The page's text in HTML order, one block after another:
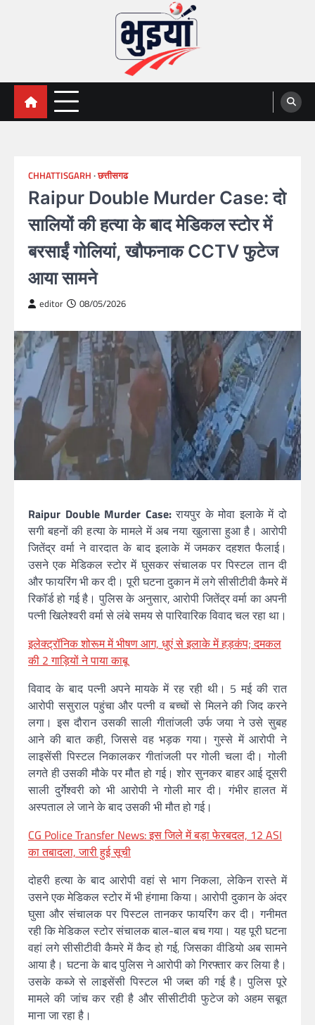
भुइयां, BHUIYAN, CG BHUIYAN
NEWS
BHUIYAN, CG BHUIYAN NEWS, KHASARA,छत्तीसगढ़ भू-
CHHATTISGARH छत्तीसगढ
Raipur Double Murder Case: दो
सालियों की हत्या के बाद मेडिकल स्टोर में
बरसाईं गोलियां, खौफनाक CCTV फुटेज
आया सामने
editor 08/05/2026
Raipur Double Murder Case:रायपुर के मोवा इलाके में दो
सगी बहनों की हत्या के मामले में अब नया खुलासा हुआ है। आरोपी
जितेंद्र वर्मा ने वारदात के बाद इलाके में जमकर दहशत फैलाई।
उसने एक मेडिकल स्टोर में घुसकर संचालक पर पिस्टल तान दी
और फायरिंग भी कर दी। पूरी घटना दुकान में लगे सीसीटीवी कैमरे में
रिकॉर्ड हो गई है। पुलिस के अनुसार, आरोपी जितेंद्र वर्मा का अपनी
पत्नी खिलेश्वरी वर्मा से लंबे समय से पारिवारिक विवाद चल रहा था।
इलेक्ट्रॉनिक शोरूम में भीषण आग, धुएं से इलाके में हड़कंप; दमकल
की 2 गाड़ियों ने पाया काबू
विवाद के बाद पत्नी अपने मायके में रह रही थी। 5 मई की रात
आरोपी ससुराल पहुंचा और पत्नी व बच्चों से मिलने की जिद करने
लगा। इस दौरान उसकी साली गीतांजली उर्फ जया ने उसे सुबह
आने की बात कही, जिससे वह भड़क गया। गुस्से में आरोपी ने
लाइसेंसी पिस्टल निकालकर गीतांजली पर गोली चला दी। गोली
लगते ही उसकी मौके पर मौत हो गई। शोर सुनकर बाहर आई दूसरी
साली दुर्गेश्वरी को भी आरोपी ने गोली मार दी। गंभीर हालत में
अस्पताल ले जाने के बाद उसकी भी मौत हो गई।
CG Police Transfer News: इस जिले में बड़ा फेरबदल, 12 ASI
का तबादला, जारी हुई सूची
दोहरी हत्या के बाद आरोपी वहां से भाग निकला, लेकिन रास्ते में
उसने एक मेडिकल स्टोर में भी हंगामा किया। आरोपी दुकान के अंदर
घुसा और संचालक पर पिस्टल तानकर फायरिंग कर दी। गनीमत
रही कि मेडिकल स्टोर संचालक बाल-बाल बच गया। यह पूरी घटना
वहां लगे सीसीटीवी कैमरे में कैद हो गई, जिसका वीडियो अब सामने
आया है। घटना के बाद पुलिस ने आरोपी को गिरफ्तार कर लिया है।
उसके कब्जे से लाइसेंसी पिस्टल भी जब्त की गई है। पुलिस पूरे
मामले की जांच कर रही है और सीसीटीवी फुटेज को अहम सबूत
माना जा रहा है।